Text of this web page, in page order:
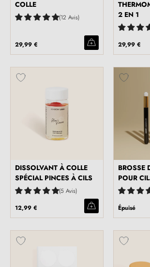
COLLE
12 Avis
29,99 €
2 EN 1
29,99 €
DISSOLVANT À COLLE
SPÉCIAL PINCES À CILS
5 Avis
12,99 €
BROSSE
POUR
Épuisé